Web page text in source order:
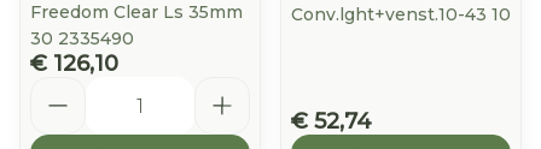
Freedom Clear Ls 35mm
30 2335490
€ 126,10
Conv.lght+venst.10-43 10
€ 52,74